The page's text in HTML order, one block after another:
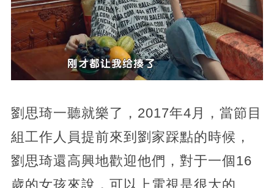
劉思琦一聽就樂了，2017年4月，當節目
組工作人員提前來到劉家踩點的時候，
劉思琦還高興地歡迎他們，對于一個16
歲的女孩來說，可以上電視是很大的